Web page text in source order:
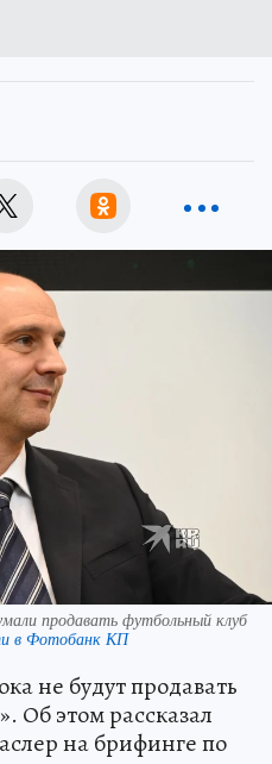
продавать футбольный клуб
в Фотобанк КП
не будут продавать
Об этом рассказал
на брифинге по